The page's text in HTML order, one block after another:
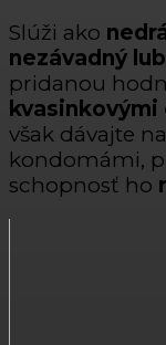
Slúži ako
nezávadný
pridanou
však dávajte
kondomámi,
schopnosť ho